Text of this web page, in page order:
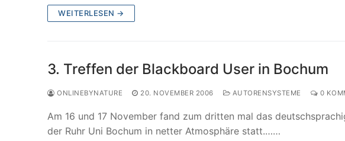
WEITERLESEN →
3. Treffen der Blackboard User in Bochum
ONLINEBYNATURE 20. NOVEMBER 2006 AUTORENSYSTEME 0
Am 16 und 17 November fand zum dritten mal das
der Ruhr Uni Bochum in netter Atmosphäre statt.……